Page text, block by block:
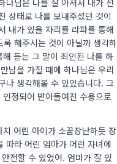
나님은 나를 잘 아셔서 내가 선
상태로 나를 보내주셨던 것이
내가 있을 자리를 라파를 통해
해주시는 것이 아닐까 생각하
듣는 그 말이 죄인된 나를 하
남을 가질 때에 하나님은 우리
나 생각해볼 수 있었습니다. 그
정되어 받아들여진 수용으로
어린 아이가 소꿉장난하듯 장
따라 어린 엄마가 어린 자녀에
전할 수 있었어. 엄마가 잘 있